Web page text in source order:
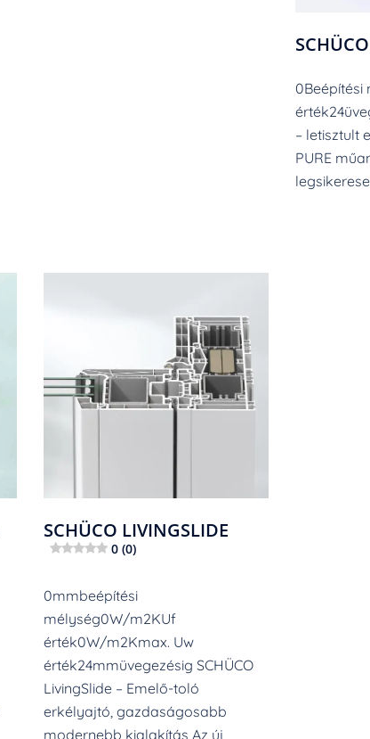
0Beépítési
– letisztult
PURE
SCHÜCO LIVINGSLIDE
0 (0)
0mmbeépítési
mélység0W/m2KUf
érték0W/m2Kmax. Uw
érték24mmüvegezésig SCHÜCO
LivingSlide – Emelő-toló
erkélyajtó, gazdaságosabb
modernebb kialakítás Az új